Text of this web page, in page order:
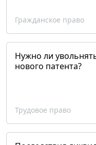
Гражданское право
Нужно ли
нового патента?
Трудовое право